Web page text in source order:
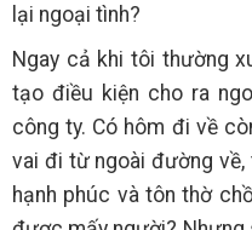
lại ngoại tình?
Ngay cả khi tôi thường
tạo điều kiện cho ra
công ty. Có hôm đi về
vai đi từ ngoài đường
hạnh phúc và tôn thờ